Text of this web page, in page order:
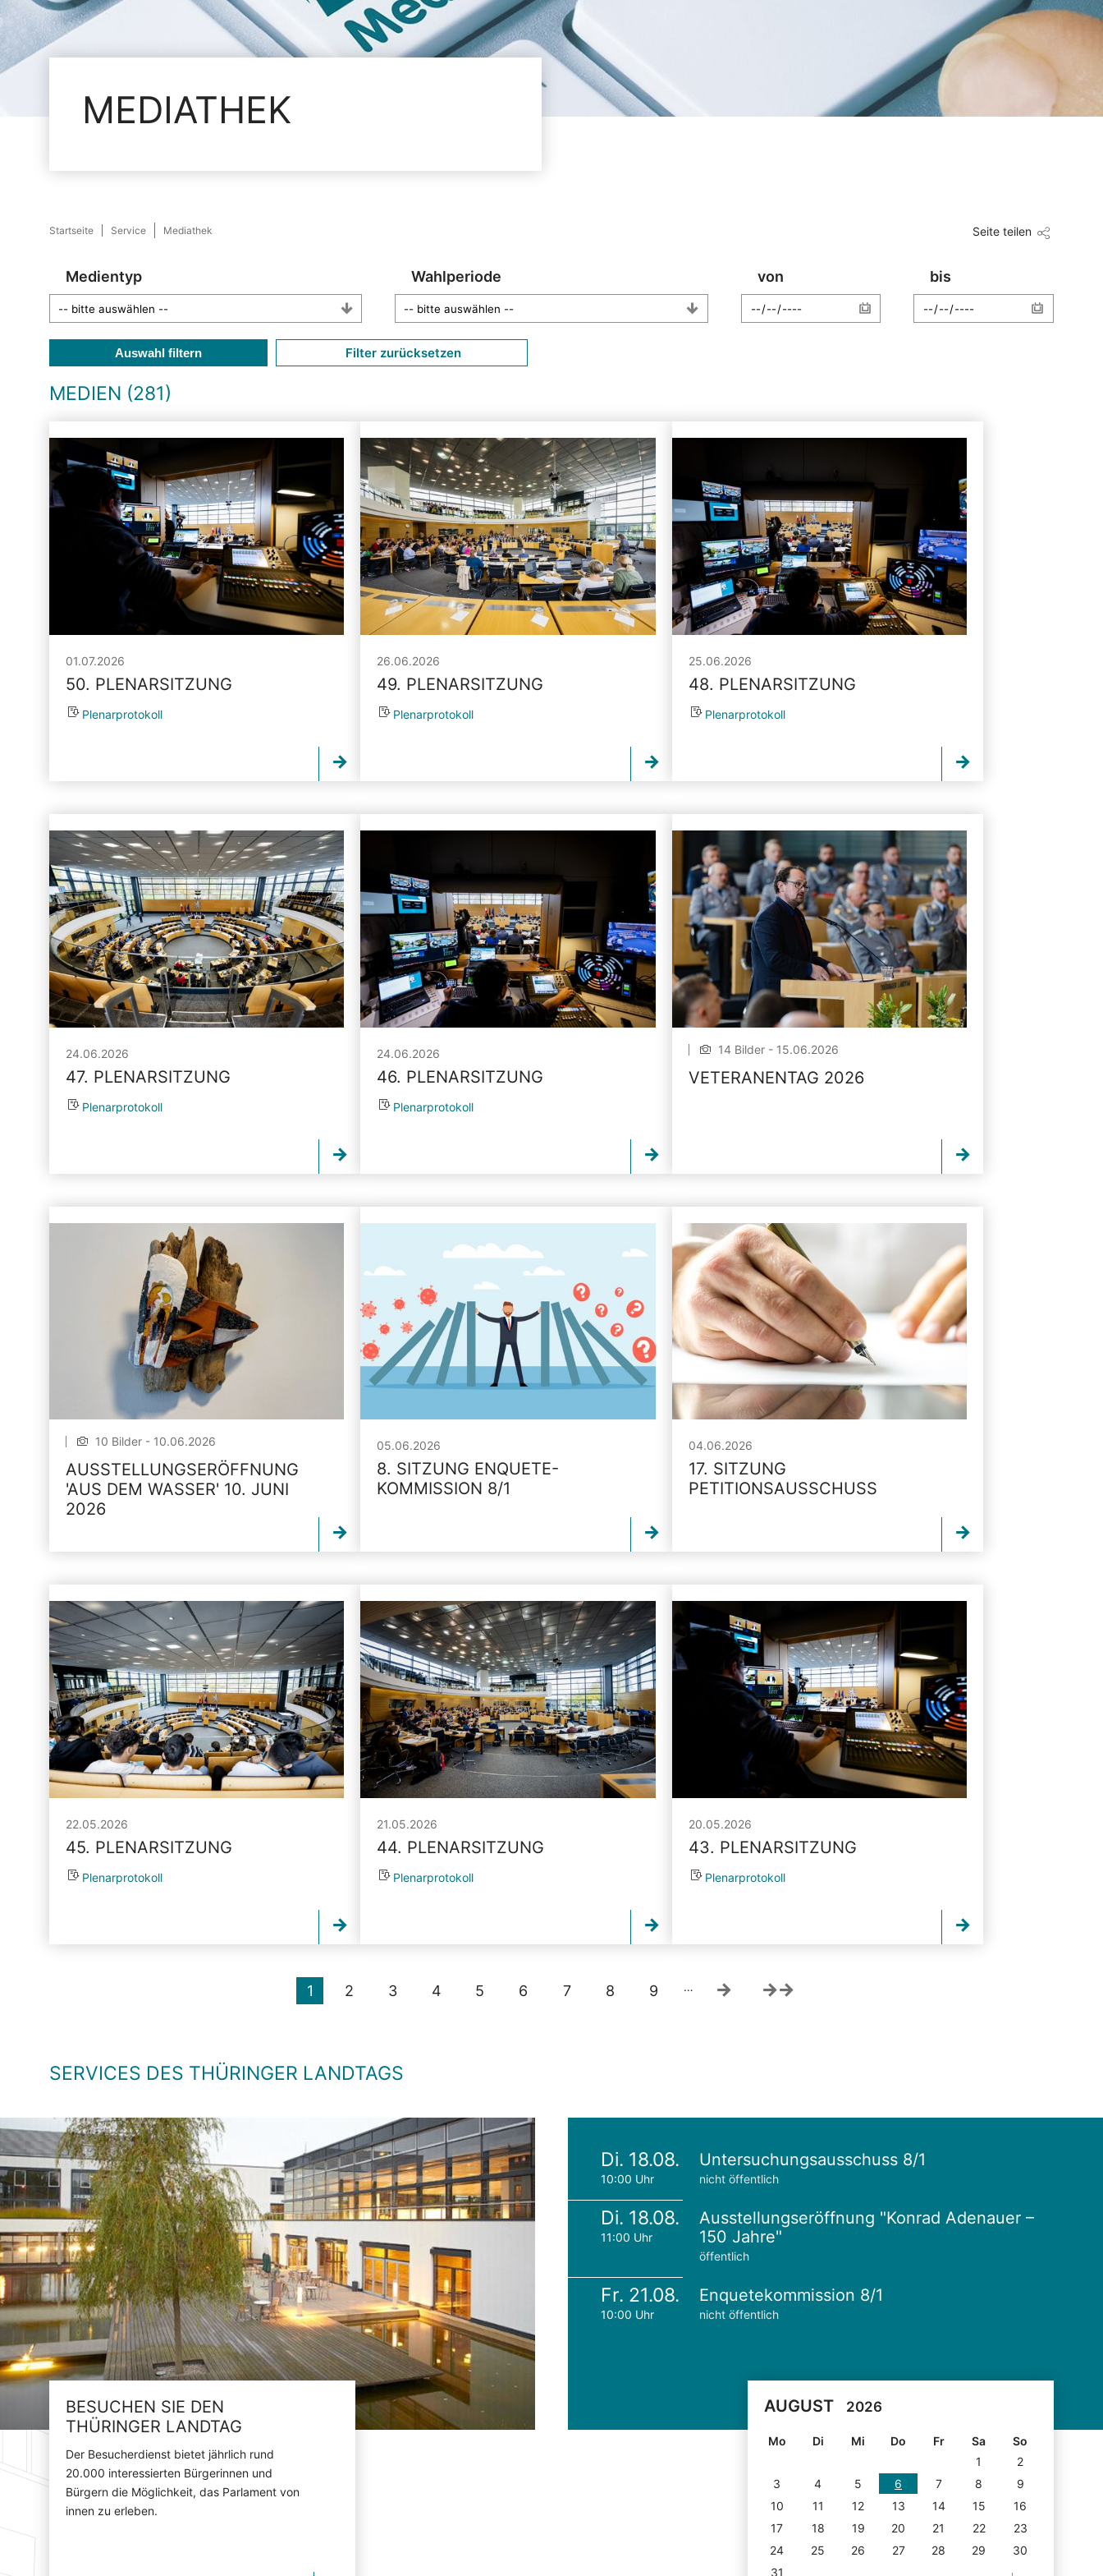
MEDIATHEK
Startseite Service Mediathek Seite teilen
Medientyp Wahlperiode von bis
Auswahl filtern Filter zurücksetzen
MEDIEN (281)
01.07.2026
50. PLENARSITZUNG
Plenarprotokoll
26.06.2026
49. PLENARSITZUNG
Plenarprotokoll
25.06.2026
48. PLENARSITZUNG
Plenarprotokoll
24.06.2026
47. PLENARSITZUNG
Plenarprotokoll
24.06.2026
46. PLENARSITZUNG
Plenarprotokoll
14 Bilder - 15.06.2026
VETERANENTAG 2026
10 Bilder - 10.06.2026
AUSSTELLUNGSERÖFFNUNG
'AUS DEM WASSER' 10. JUNI
2026
05.06.2026
8. SITZUNG ENQUETE-
KOMMISSION 8/1
04.06.2026
17. SITZUNG
PETITIONSAUSSCHUSS
22.05.2026
45. PLENARSITZUNG
Plenarprotokoll
21.05.2026
44. PLENARSITZUNG
Plenarprotokoll
20.05.2026
43. PLENARSITZUNG
Plenarprotokoll
1 2 3 4 5 6 7 8 9 …
SERVICES DES THÜRINGER LANDTAGS
BESUCHEN SIE DEN
THÜRINGER LANDTAG
Der Besucherdienst bietet jährlich rund
20.000 interessierten Bürgerinnen und
Bürgern die Möglichkeit, das Parlament von
innen zu erleben.
Di. 18.08.
10:00 Uhr
Untersuchungsausschuss 8/1
nicht öffentlich
Di. 18.08.
11:00 Uhr
Ausstellungseröffnung "Konrad Adenauer –
150 Jahre"
öffentlich
Fr. 21.08.
10:00 Uhr
Enquetekommission 8/1
nicht öffentlich
AUGUST 2026
Mo Di Mi Do Fr Sa
So
1
2
3
4 5 6 7 8
9
10
11 12 13 14 15
16
17
18 19 20 21 22
23
24
25 26 27 28 29
30
31